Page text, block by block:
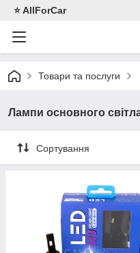
⭐️ AllForCar
Товари та послуги
Лампи основного
Сортування